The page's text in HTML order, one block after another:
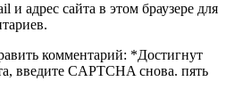
и адрес сайта в этом браузере для
комментарий: *Достигнут
введите CAPTCHA снова. пять